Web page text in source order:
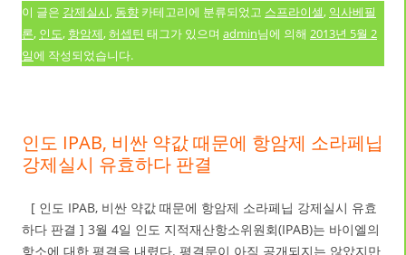
이 글은 강제실시, 동향 카테고리에 분류되었고 스프라이셀, 익사베필
론, 인도, 항암제,허셉틴 태그가 있으며 admin님에 의해 2013년 5월 2
일에 작성되었습니다.
인도 IPAB, 비싼 약값 때문에 항암제 소라페닙
강제실시 유효하다 판결
[ 인도 IPAB, 비싼 약값 때문에 항암제 소라페닙 강제실시 유효
하다 판결 ] 3월 4일 인도 지적재산항소위원회(IPAB)는 바이엘의
항소에 대한 평결을 내렸다. 평결문이 아직 공개되지는 않았지만